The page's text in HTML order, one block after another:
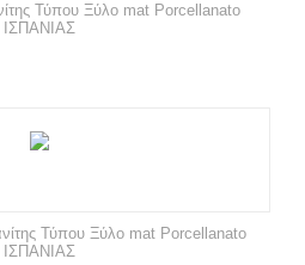
Τύπου Ξύλο mat Porcellanato
ΙΣΠΑΝΙΑΣ
Τύπου Ξύλο mat Porcellanato
ΙΣΠΑΝΙΑΣ